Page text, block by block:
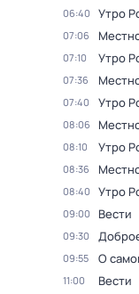
06:40 Утро
07:06
07:10 Утро
07:36
07:40 Утро
08:06
08:10 Утро
08:36
08:40 Утро
09:00 Вести
09:30
09:55 О
11:00 Вести